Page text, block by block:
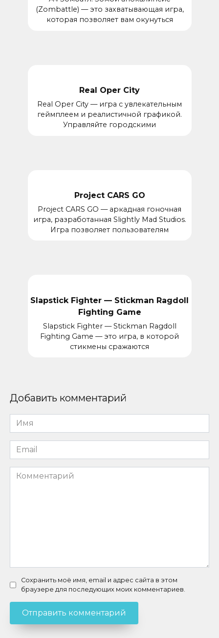
(Zombattle) — это захватывающая игра,
которая позволяет вам окунуться
Real Oper City
Real Oper City — игра с увлекательным
геймплеем и реалистичной графикой.
Управляйте городскими
Project CARS GO
Project CARS GO — аркадная гоночная
игра, разработанная Slightly Mad Studios.
Игра позволяет пользователям
Slapstick Fighter — Stickman Ragdoll
Fighting Game
Slapstick Fighter — Stickman Ragdoll
Fighting Game — это игра, в которой
стикмены сражаются
Добавить комментарий
Имя
*
Email
*
Комментарий
Сохранить моё имя, email и адрес сайта в этом
браузере для последующих моих комментариев.